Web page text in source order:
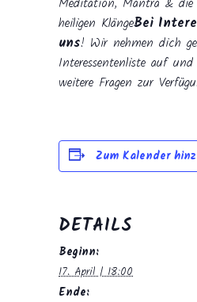
heiligen KlängeBei
uns! Wir nehmen dich
Interessentenliste auf
weitere Fragen zur
Zum Kalender
DETAILS
Beginn:
17. April | 18:00
Ende: